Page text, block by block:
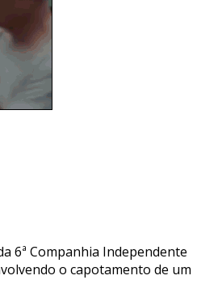
6ª Companhia Independente
o capotamento de um